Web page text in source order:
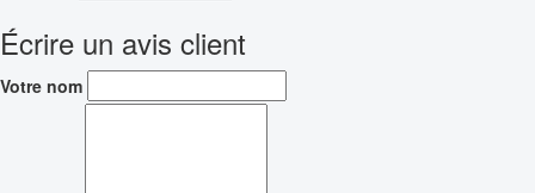
Écrire un avis client
Votre nom